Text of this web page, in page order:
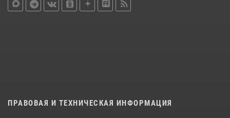
ПРАВОВАЯ И ТЕХНИЧЕСКАЯ ИНФОРМАЦИЯ